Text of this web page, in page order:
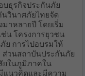
บธุรกิจประกันภัย
วินาศภัยไทยจัด
มาหลายปี โดยเริ่ม
ช่น โครงการยุวชน
ย การไปอบรมให้
วนสถาบันประกันภัย
ยในภูมิภาคใน
แนวคิดและมีความ